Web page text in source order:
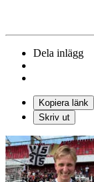
Dela inlägg
Kopiera länk
Skriv ut